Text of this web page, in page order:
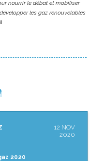
nourrir le débat et mobiliser
les gaz renouvelables
12 NOV
2020
2020